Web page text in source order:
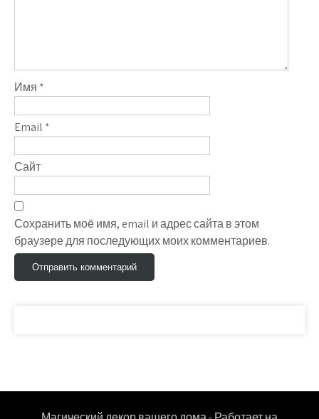
Имя *
Email *
Сайт
Сохранить моё имя, email и адрес сайта в этом
браузере для последующих моих комментариев.